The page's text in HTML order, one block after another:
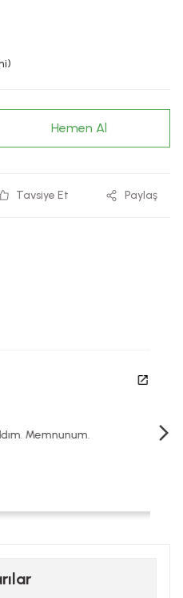
Hemen Al
Tavsiye Et Paylaş
Memnunum.